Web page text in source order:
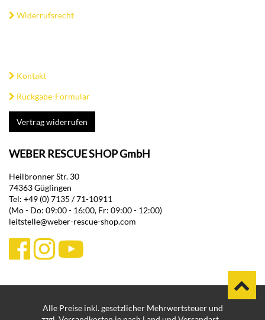
Widerrufsrecht
Kontakt
Rückgabe-Formular
Vertrag widerrufen
WEBER RESCUE SHOP GmbH
Heilbronner Str. 30
74363 Güglingen
Tel: +49 (0) 7135 / 71-10911
(Mo - Do: 09:00 - 16:00, Fr: 09:00 - 12:00)
leitstelle@weber-rescue-shop.com
Alle Preise inkl. gesetzlicher Mehrwertsteuer und